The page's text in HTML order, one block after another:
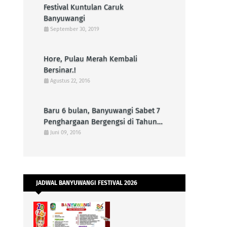
Festival Kuntulan Caruk
Banyuwangi
September 30, 2019
Hore, Pulau Merah Kembali
Bersinar.!
Agustus 22, 2016
Baru 6 bulan, Banyuwangi Sabet 7
Penghargaan Bergengsi di Tahun
2016Juni 09, 2016
JADWAL BANYUWANGI FESTIVAL 2026